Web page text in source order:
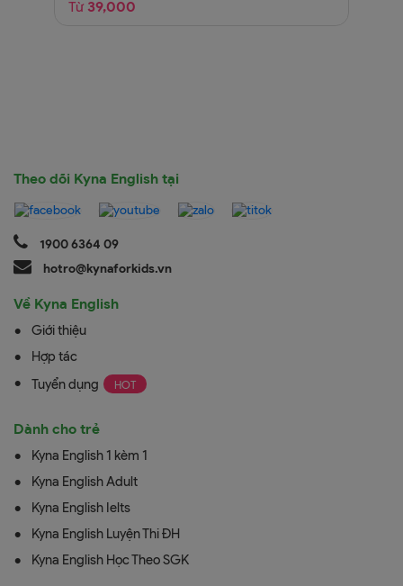
Từ 39,000
Theo dõi Kyna English tại
1900 6364 09
hotro@kynaforkids.vn
Về Kyna English
Giới thiệu
Hợp tác
Tuyển dụng
Dành cho trẻ
Kyna English 1 kèm 1
Kyna English Adult
Kyna English Ielts
Kyna English Luyện Thi ĐH
Kyna English Học Theo SGK